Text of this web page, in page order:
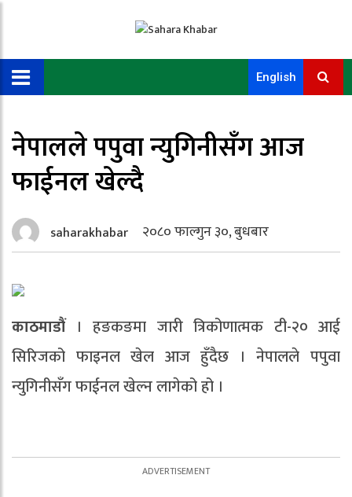
English
नेपालले पपुवा न्युगिनीसँग आज
फाईनल खेल्दै
saharakhabar २०८० फाल्गुन ३०, बुधबार
काठमाडौं। हङकङमा जारी त्रिकोणात्मक टी-२० आई
सिरिजको फाइनल खेल आज हुँदैछ । नेपालले पपुवा
न्युगिनीसँग फाईनल खेल्न लागेको हो ।